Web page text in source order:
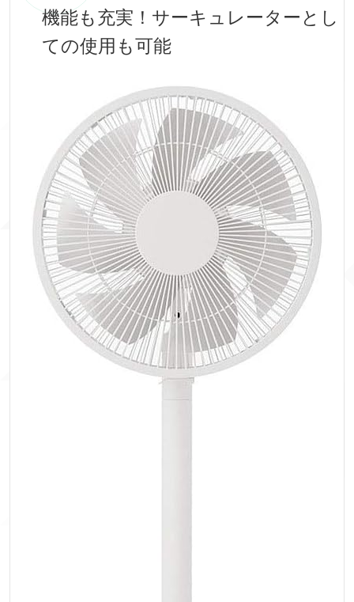
機能も充実！サーキュレーターとし
ての使用も可能